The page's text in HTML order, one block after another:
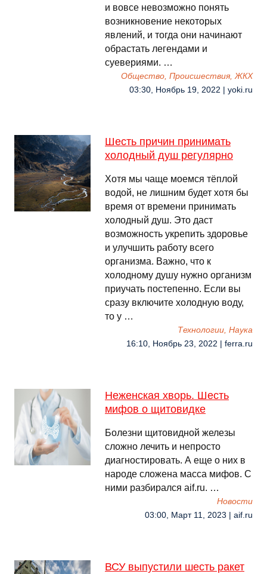
и вовсе невозможно понять
возникновение некоторых
явлений, и тогда они начинают
обрастать легендами и
суевериями. …
Общество, Происшествия, ЖКХ
03:30, Ноябрь 19, 2022 | yoki.ru
Шесть причин принимать
холодный душ регулярно
Хотя мы чаще моемся тёплой
водой, не лишним будет хотя бы
время от времени принимать
холодный душ. Это даст
возможность укрепить здоровье
и улучшить работу всего
организма. Важно, что к
холодному душу нужно организм
приучать постепенно. Если вы
сразу включите холодную воду,
то у …
Технологии, Наука
16:10, Ноябрь 23, 2022 | ferra.ru
Неженская хворь. Шесть
мифов о щитовидке
Болезни щитовидной железы
сложно лечить и непросто
диагностировать. А еще о них в
народе сложена масса мифов. С
ними разбирался aif.ru. …
Новости
03:00, Март 11, 2023 | aif.ru
ВСУ выпустили шесть ракет